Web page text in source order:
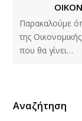
Παρακαλούμε
της
που θα γίνει…
Αναζήτηση